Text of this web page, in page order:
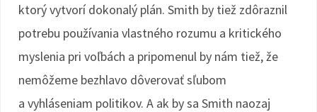
ktorý vytvorí dokonalý plán. Smith by tiež zdôraznil
potrebu používania vlastného rozumu a kritického
myslenia pri voľbách a pripomenul by nám tiež, že
nemôžeme bezhlavo dôverovať sľubom
a vyhláseniam politikov. A ak by sa Smith naozaj